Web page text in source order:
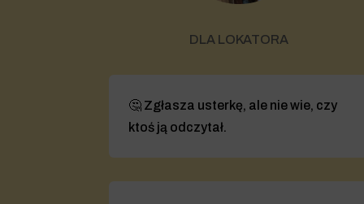
DLA LOKATORA
🤔 Zgłasza usterkę, ale nie wie, czy
ktoś ją odczytał.